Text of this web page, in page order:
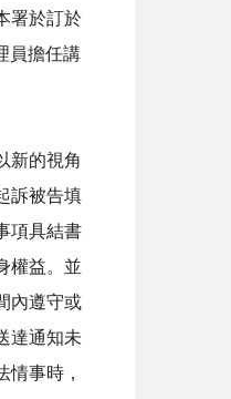
署於訂於
員擔任講
新的視角
訴被告填
項具結書
權益。並
內遵守或
達通知未
情事時，